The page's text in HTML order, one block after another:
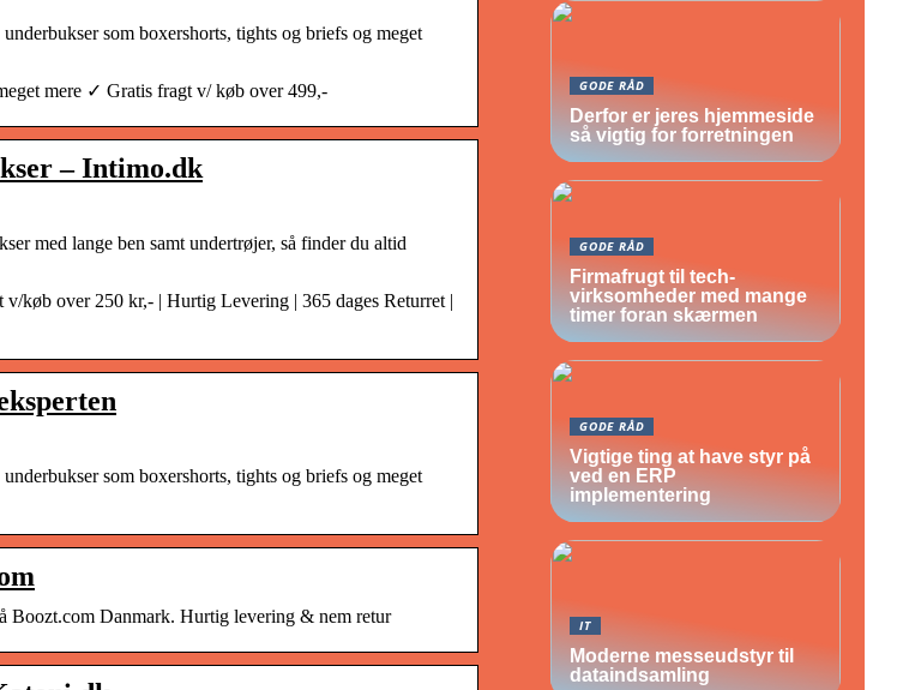
som boxershorts, tights og briefs og meget
mere ✓ Gratis fragt v/ køb over 499,-
– Intimo.dk
med lange ben samt undertrøjer, så finder du altid
køb over 250 kr,- | Hurtig Levering | 365 dages Returret |
som boxershorts, tights og briefs og meget
Boozt.com Danmark. Hurtig levering & nem retur
GODE RÅD
Derfor er jeres hjemmeside
så vigtig for forretningen
GODE RÅD
Firmafrugt til tech-
virksomheder med mange
timer foran skærmen
GODE RÅD
Vigtige ting at have styr på
ved en ERP
implementering
IT
Moderne messeudstyr til
dataindsamling